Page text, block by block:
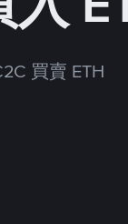
買賣 ETH